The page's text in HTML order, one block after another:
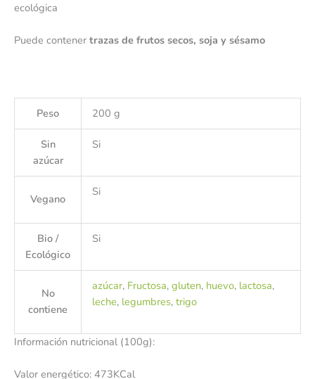
ecológica
Puede contener trazas de frutos secos, soja y sésamo
Peso 200 g
Sin
azúcar
Si
Vegano
Si
Bio /
Ecológico
Si
No
contiene
azúcar, Fructosa, gluten, huevo, lactosa,
leche, legumbres, trigo
Información nutricional (100g):
Valor energético: 473KCal